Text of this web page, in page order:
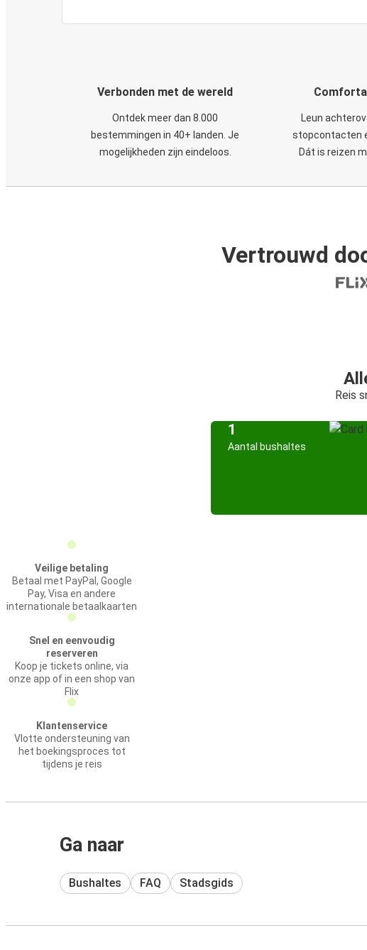
Verbonden met de wereld
Ontdek meer dan 8.000
bestemmingen in 40+ landen. Je
mogelijkheden zijn eindeloos.
Leun
stopcontacten
Dát is reizen
Vertrouwd
Reis
1
Aantal bushaltes
Veilige betaling
Betaal met PayPal, Google
Pay, Visa en andere
internationale betaalkaarten
Snel en eenvoudig
reserveren
Koop je tickets online, via
onze app of in een shop van
Flix
Klantenservice
Vlotte ondersteuning van
het boekingsproces tot
tijdens je reis
Ga naar
Bushaltes FAQ Stadsgids